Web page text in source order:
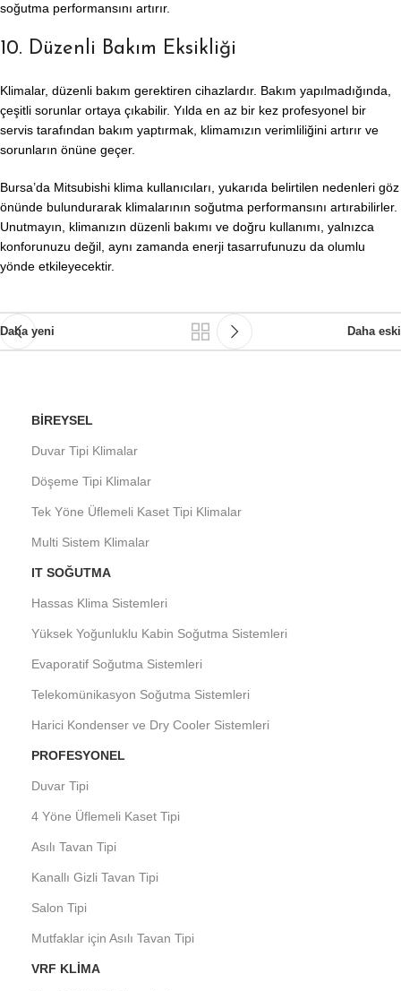
soğutma performansını artırır.
10. Düzenli Bakım Eksikliği
Klimalar, düzenli bakım gerektiren cihazlardır. Bakım yapılmadığında,
çeşitli sorunlar ortaya çıkabilir. Yılda en az bir kez profesyonel bir
servis tarafından bakım yaptırmak, klimamızın verimliliğini artırır ve
sorunların önüne geçer.
Bursa’da Mitsubishi klima kullanıcıları, yukarıda belirtilen nedenleri göz
önünde bulundurarak klimalarının soğutma performansını artırabilirler.
Unutmayın, klimanızın düzenli bakımı ve doğru kullanımı, yalnızca
konforunuzu değil, aynı zamanda enerji tasarrufunuzu da olumlu
yönde etkileyecektir.
Daha yeni Daha eski
BIREYSEL
Duvar Tipi Klimalar
Döşeme Tipi Klimalar
Tek Yöne Üflemeli Kaset Tipi Klimalar
Multi Sistem Klimalar
IT SOĞUTMA
Hassas Klima Sistemleri
Yüksek Yoğunluklu Kabin Soğutma Sistemleri
Evaporatif Soğutma Sistemleri
Telekomünikasyon Soğutma Sistemleri
Harici Kondenser ve Dry Cooler Sistemleri
PROFESYONEL
Duvar Tipi
4 Yöne Üflemeli Kaset Tipi
Asılı Tavan Tipi
Kanallı Gizli Tavan Tipi
Salon Tipi
Mutfaklar için Asılı Tavan Tipi
VRF KLIMA